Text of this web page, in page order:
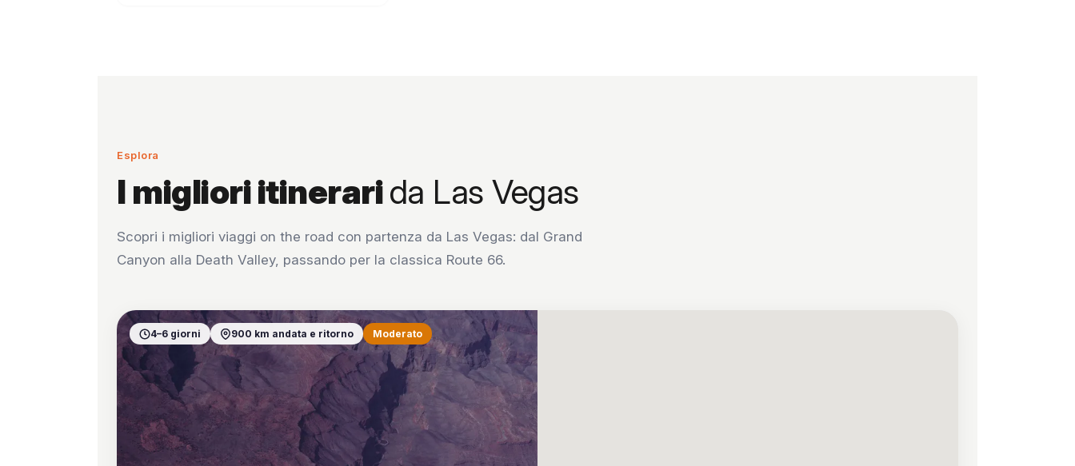
Esplora
I migliori itinerarida Las Vegas
Scopri i migliori viaggi on the road con partenza da Las Vegas: dal Grand
Canyon alla Death Valley, passando per la classica Route 66.
4–6 giorni 900 km andata e ritorno Moderato